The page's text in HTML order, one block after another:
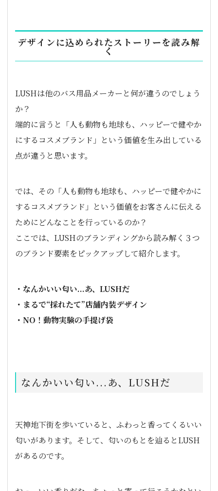
デザインに込められたストーリーを読み解
く
LUSHは他のバス用品メーカーと何が違うのでしょう
か？
端的に言うと「人も動物も地球も、ハッピーで健やか
にするコスメブランド」という価値を生み出している
点が違うと思います。
では、その「人も動物も地球も、ハッピーで健やかに
するコスメブランド」という価値をお客さんに伝える
ためにどんなことを行っているのか？
ここでは、LUSHのブランディングから読み解く３つ
のブランド要素をピックアップして紹介します。
・なんかいい匂い...あ、LUSHだ
・まるで“採れたて”店舗内装デザイン
・NO！動物実験の手提げ袋
なんかいい匂い...あ、LUSHだ
天神地下街を歩いていると、ふわっと香ってくるいい
匂いがあります。そして、匂いのもとを辿るとLUSH
があるのです。